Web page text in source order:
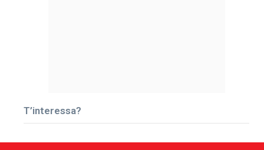
T’interessa?